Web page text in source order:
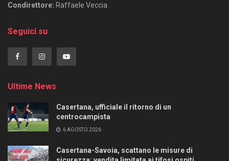
Condirettore: Raffaele Veccia
Seguici su
Ultime News
Casertana, ufficiale il ritorno di un
centrocampista
6 AGOSTO 2026
Casertana-Savoia, scattano le misure di